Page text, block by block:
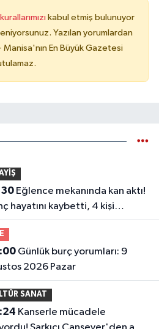
kabul etmiş bulunuyor
Yazılan yorumlardan
En Büyük Gazetesi
Eğlence mekanında kan aktı!
hayatını kaybetti, 4 kişi
Günlük burç yorumları: 9
2026 Pazar
SANAT